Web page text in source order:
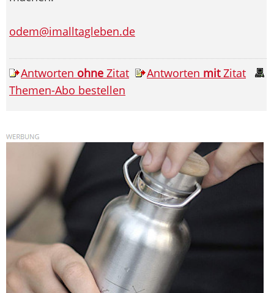
odem@imalltagleben.de
Antworten ohne Zitat Antworten mitZitat
Themen-Abo bestellen